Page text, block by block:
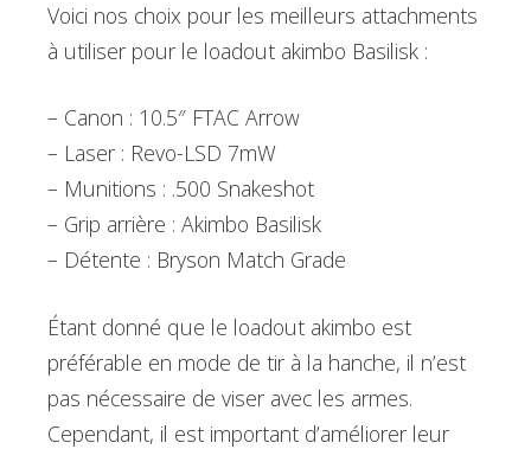
Voici nos choix pour les meilleurs attachments
à utiliser pour le loadout akimbo Basilisk :
– Canon : 10.5″ FTAC Arrow
– Laser : Revo-LSD 7mW
– Munitions : .500 Snakeshot
– Grip arrière : Akimbo Basilisk
– Détente : Bryson Match Grade
Étant donné que le loadout akimbo est
préférable en mode de tir à la hanche, il n’est
pas nécessaire de viser avec les armes.
Cependant, il est important d’améliorer leur